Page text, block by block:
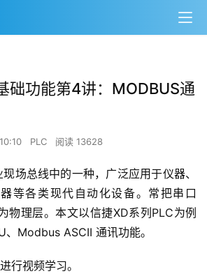
础功能第4讲：MODBUS通
PLC 阅读 13628
场总线中的一种，广泛应用于仪器、
等各类现代自动化设备。常把串口
物理层。本文以信捷XD系列PLC为例
Modbus ASCII 通讯功能。
行视频学习。